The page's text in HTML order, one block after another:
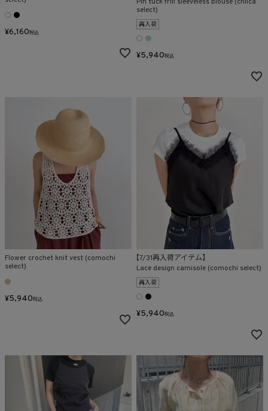
¥6,160税込
select)
再入荷
¥5,940税込
Flower crochet knit vest (comochi
select)
¥5,940税込
【7/31再入荷アイテム】
Lace design camisole (comochi select)
再入荷
¥5,940税込